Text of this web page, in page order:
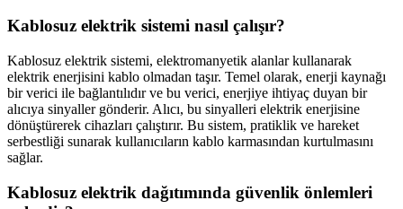
Kablosuz elektrik sistemi nasıl çalışır?
Kablosuz elektrik sistemi, elektromanyetik alanlar kullanarak
elektrik enerjisini kablo olmadan taşır. Temel olarak, enerji kaynağı
bir verici ile bağlantılıdır ve bu verici, enerjiye ihtiyaç duyan bir
alıcıya sinyaller gönderir. Alıcı, bu sinyalleri elektrik enerjisine
dönüştürerek cihazları çalıştırır. Bu sistem, pratiklik ve hareket
serbestliği sunarak kullanıcıların kablo karmasından kurtulmasını
sağlar.
Kablosuz elektrik dağıtımında güvenlik önlemleri